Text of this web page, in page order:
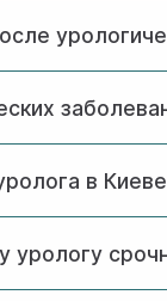
ему
показаний.
в
работают
урологу